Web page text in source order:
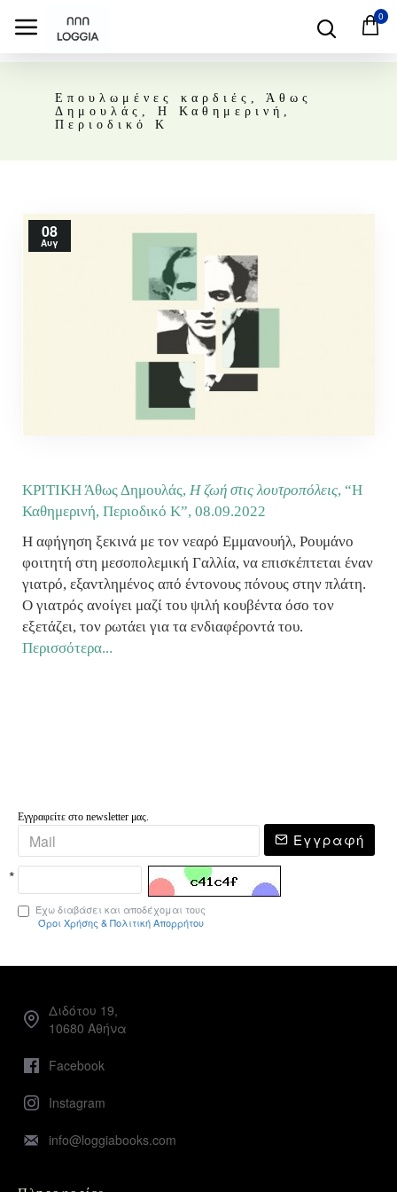
0
Επουλωμένες καρδιές, Άθως
Δημουλάς, Η Καθημερινή,
Περιοδικό Κ
08
Αυγ
KΡΙΤΙΚΗ Άθως Δημουλάς, Η ζωή στις λουτροπόλεις, “Η
Καθημερινή, Περιοδικό Κ”, 08.09.2022
Η αφήγηση ξεκινά με τον νεαρό Εμμανουήλ, Ρουμάνο
φοιτητή στη μεσοπολεμική Γαλλία, να επισκέπτεται έναν
γιατρό, εξαντλημένος από έντονους πόνους στην πλάτη.
Ο γιατρός ανοίγει μαζί του ψιλή κουβέντα όσο τον
εξετάζει, τον ρωτάει για τα ενδιαφέροντά του.
Περισσότερα...
Εγγραφείτε στο newsletter μας.
Εγγραφή
Έχω διαβάσει και αποδέχομαι τους
Όροι Χρήσης & Πολιτική Απορρήτου
Διδότου 19,
10680 Αθήνα
Facebook
Instagram
info@loggiabooks.com